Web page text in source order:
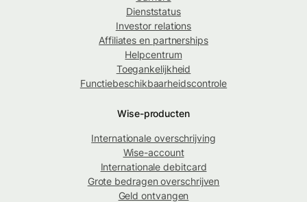
Dienststatus
Investor relations
Affiliates en partnerships
Helpcentrum
Toegankelijkheid
Functiebeschikbaarheidscontrole
Wise-producten
Internationale overschrijving
Wise-account
Internationale debitcard
Grote bedragen overschrijven
Geld ontvangen